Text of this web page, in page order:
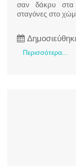
σαν δάκρυ στα
σταγόνες στο
Περισσότερα...